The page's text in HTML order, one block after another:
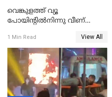
വെങ്കുളത്ത് വ്യൂ
പോയിന്റിൽനിന്നു വീണ്
1 Min Read View All